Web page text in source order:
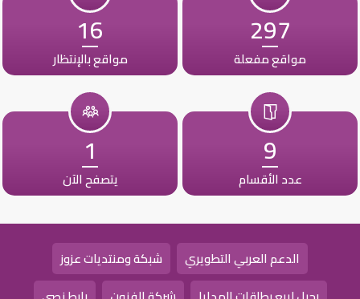
297
مواقع مفعلة
16
مواقع بالإنتظار
9
عدد الأقسام
1
يتصفح الآن
الدعم العربي التطويري
شبكة ومنتديات عزوز